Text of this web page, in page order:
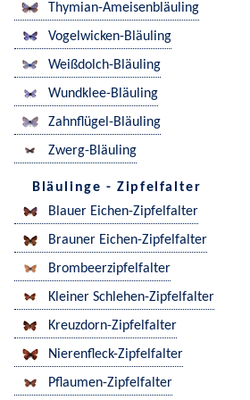
Thymian-Ameisenbläuling
Vogelwicken-Bläuling
Weißdolch-Bläuling
Wundklee-Bläuling
Zahnflügel-Bläuling
Zwerg-Bläuling
Bläulinge - Zipfelfalter
Blauer Eichen-Zipfelfalter
Brauner Eichen-Zipfelfalter
Brombeerzipfelfalter
Kleiner Schlehen-Zipfelfalter
Kreuzdorn-Zipfelfalter
Nierenfleck-Zipfelfalter
Pflaumen-Zipfelfalter